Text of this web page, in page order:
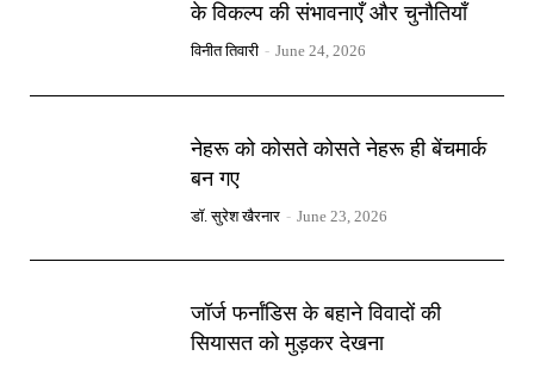
के विकल्प की संभावनाएँ और चुनौतियाँ
विनीत तिवारी - June 24, 2026
नेहरू को कोसते कोसते नेहरू ही बेंचमार्क
बन गए
डॉ. सुरेश खैरनार - June 23, 2026
जॉर्ज फर्नांडिस के बहाने विवादों की
सियासत को मुड़कर देखना